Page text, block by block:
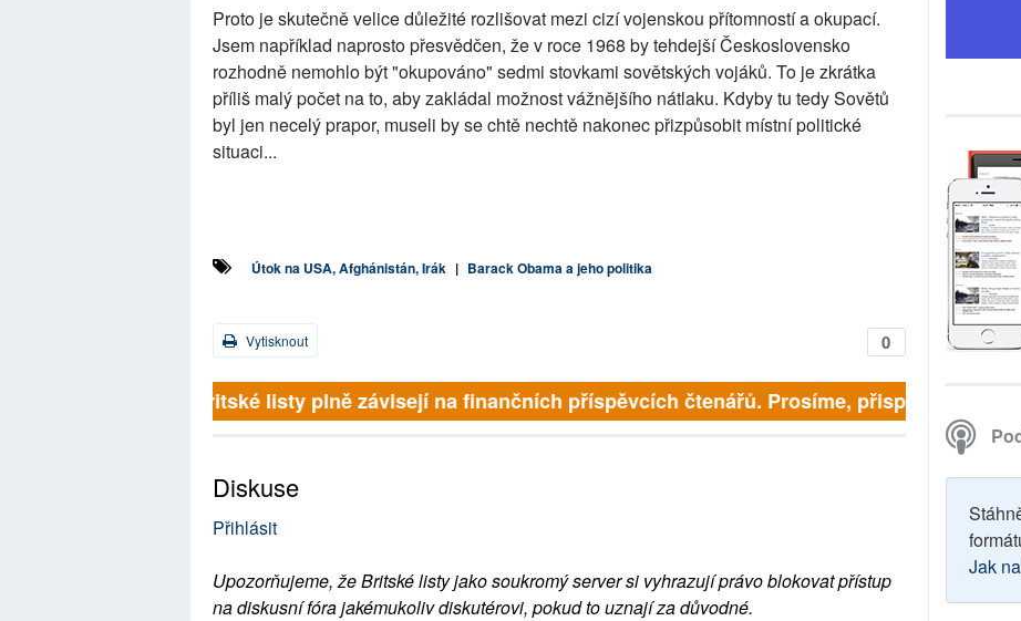
Proto je skutečně velice důležité rozlišovat mezi cizí vojenskou přítomností a okupací.
Jsem například naprosto přesvědčen, že v roce 1968 by tehdejší Československo
rozhodně nemohlo být "okupováno" sedmi stovkami sovětských vojáků. To je zkrátka
příliš malý počet na to, aby zakládal možnost vážnějšího nátlaku. Kdyby tu tedy Sovětů
byl jen necelý prapor, museli by se chtě nechtě nakonec přizpůsobit místní politické
situaci...
Útok na USA, Afghánistán, Irák | Barack Obama a jeho politika
0
Vytisknout
Britské listy plně závisejí na finančních příspěvcích čtenářů. Prosíme, přispějte. ➥
Diskuse
Přihlásit
Upozorňujeme, že Britské listy jako soukromý server si vyhrazují právo blokovat přístup
na diskusní fóra jakémukoliv diskutérovi, pokud to uznají za důvodné.
Jak